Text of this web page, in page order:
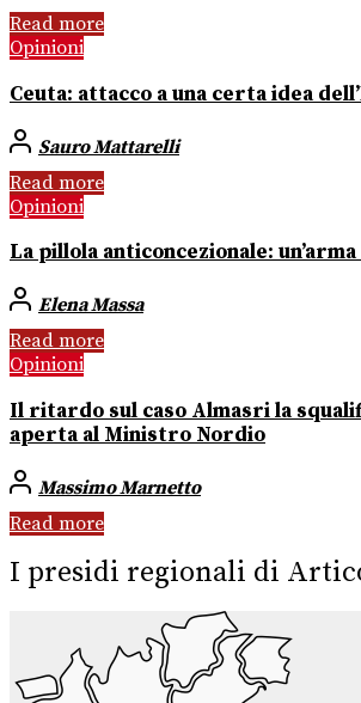
Read more
Opinioni
Ceuta: attacco a una certa idea
Sauro Mattarelli
Read more
Opinioni
La pillola anticoncezionale:
Elena Massa
Read more
Opinioni
Il ritardo sul caso Almasri la
aperta al Ministro Nordio
Massimo Marnetto
Read more
I presidi regionali di